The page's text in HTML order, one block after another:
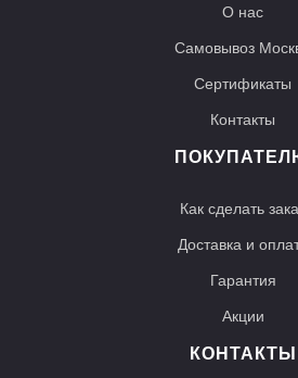
О нас
Самовывоз
Сертификаты
Контакты
Как сделать
Доставка и
Гарантия
Акции
КОНТАКТЫ